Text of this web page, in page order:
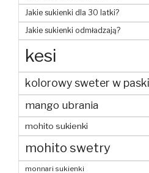
Jakie sukienki dla 30 latki?
Jakie sukienki odmładzają?
kesi
kolorowy sweter w paski
mango ubrania
mohito sukienki
mohito swetry
monnari sukienki